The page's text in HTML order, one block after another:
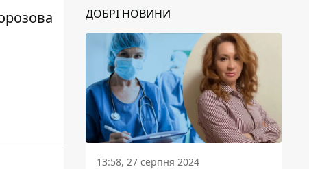
ДОБРІ НОВИНИ
13:58, 27 серпня 2024